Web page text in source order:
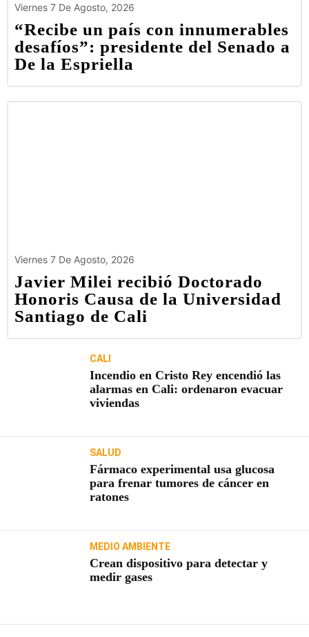
Viernes 7 De Agosto, 2026
“Recibe un país con innumerables
desafíos”: presidente del Senado a
De la Espriella
Viernes 7 De Agosto, 2026
Javier Milei recibió Doctorado
Honoris Causa de la Universidad
Santiago de Cali
CALI
Incendio en Cristo Rey encendió las
alarmas en Cali: ordenaron evacuar
viviendas
SALUD
Fármaco experimental usa glucosa
para frenar tumores de cáncer en
ratones
MEDIO AMBIENTE
Crean dispositivo para detectar y
medir gases